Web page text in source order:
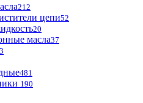
212
цепи52
20
масла37
481
190